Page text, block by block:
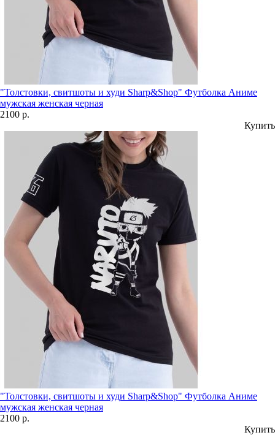
"Толстовки, свитшоты и худи Sharp&Shop" Футболка Аниме
мужская женская черная
2100 р.
Купить
"Толстовки, свитшоты и худи Sharp&Shop" Футболка Аниме
мужская женская черная
2100 р.
Купить